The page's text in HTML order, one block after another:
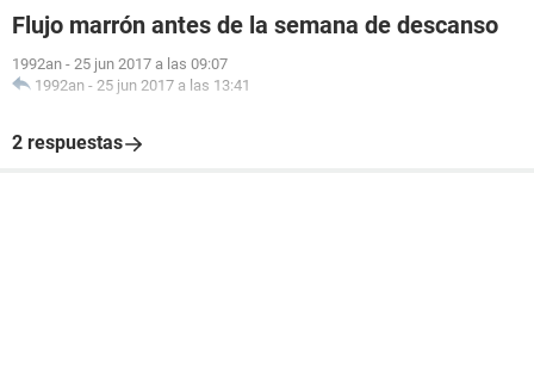
Flujo marrón antes de la semana de descanso
1992an - 25 jun 2017 a las 09:07
1992an - 25 jun 2017 a las 13:41
2 respuestas